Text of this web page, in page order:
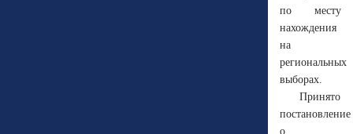
по месту
нахождения
на
региональных
выборах.
Принято
постановление
о